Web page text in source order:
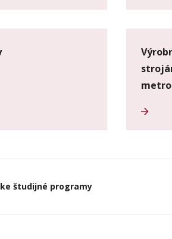
študijné programy